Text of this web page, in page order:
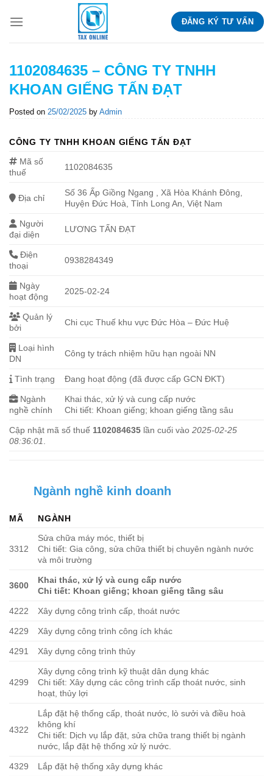
ĐĂNG KÝ TƯ VẤN
1102084635 – CÔNG TY TNHH
KHOAN GIẾNG TẤN ĐẠT
Posted on 25/02/2025 by Admin
CÔNG TY TNHH KHOAN GIẾNG TẤN ĐẠT
Mã số
thuế
1102084635
Địa chỉ
Số 36 Ấp Giồng Ngang , Xã Hòa Khánh Đông,
Huyện Đức Hoà, Tỉnh Long An, Việt Nam
Người
đại diện
LƯƠNG TẤN ĐẠT
Điện
thoại
0938284349
Ngày
hoạt động
2025-02-24
Quản lý
bởi
Chi cục Thuế khu vực Đức Hòa – Đức Huệ
Loại hình
DN
Công ty trách nhiệm hữu hạn ngoài NN
Tình trạng Đang hoạt động (đã được cấp GCN ĐKT)
Ngành
nghề chính
Khai thác, xử lý và cung cấp nước
Chi tiết: Khoan giếng; khoan giếng tầng sâu
Cập nhật mã số thuế 1102084635 lần cuối vào 2025-02-25
08:36:01
Ngành nghề kinh doanh
MÃ NGÀNH
3312
Sửa chữa máy móc, thiết bị
Chi tiết: Gia công, sửa chữa thiết bị chuyên ngành nước
và môi trường
3600
Khai thác, xử lý và cung cấp nước
Chi tiết: Khoan giếng; khoan giếng tầng sâu
4222 Xây dựng công trình cấp, thoát nước
4229 Xây dựng công trình công ích khác
4291 Xây dựng công trình thủy
4299
Xây dựng công trình kỹ thuật dân dụng khác
Chi tiết: Xây dựng các công trình cấp thoát nước, sinh
hoạt, thủy lợi
4322
Lắp đặt hệ thống cấp, thoát nước, lò sưởi và điều hoà
không khí
Chi tiết: Dịch vụ lắp đặt, sửa chữa trang thiết bị ngành
nước, lắp đặt hệ thống xử lý nước.
4329 Lắp đặt hệ thống xây dựng khác